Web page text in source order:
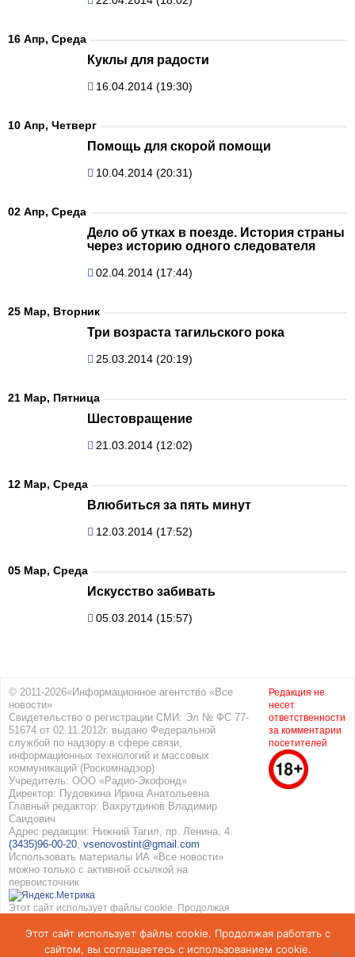
16 Апр, Среда
Куклы для радости
16.04.2014 (19:30)
10 Апр, Четверг
Помощь для скорой помощи
10.04.2014 (20:31)
02 Апр, Среда
Дело об утках в поезде. История страны
через историю одного следователя
02.04.2014 (17:44)
25 Мар, Вторник
Три возраста тагильского рока
25.03.2014 (20:19)
21 Мар, Пятница
Шестовращение
21.03.2014 (12:02)
12 Мар, Среда
Влюбиться за пять минут
12.03.2014 (17:52)
05 Мар, Среда
Искусство забивать
05.03.2014 (15:57)
© 2011-2026«Информационное агентство «Все
новости»
Свидетельство о регистрации СМИ: Эл № ФС 77-
51674 от 02.11.2012г. выдано Федеральной
службой по надзору в сфере связи,
информационных технологий и массовых
коммуникаций (Роскомнадзор)
Учредитель: ООО «Радио-Экофонд»
Директор: Пудовкина Ирина Анатольевна
Главный редактор: Вахрутдинов Владимир
Саидович
Адрес редакции: Нижний Тагил, пр. Ленина, 4.
(3435)96-00-20 vsenovostint@gmail.com
Использовать материалы ИА «Все новости»
можно только с активной ссылкой на
первоисточник
Этот сайт использует файлы cookie. Продолжая
использованием cookie. Подробнее вПолитике
конфиденциальностииСоглашение об обработке
Редакция не
несет
ответственности
за комментарии
посетителей
Этот сайт использует файлы cookie. Продолжая работать с
сайтом, вы соглашаетесь с использованием cookie.